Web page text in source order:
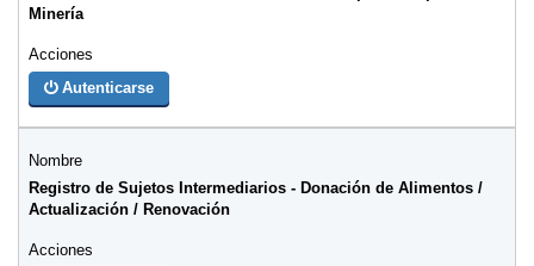
Minería
Autenticarse
Registro de Sujetos Intermediarios - Donación de Alimentos /
Actualización / Renovación